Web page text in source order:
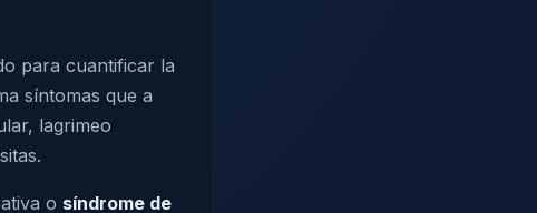
para cuantificar la
síntomas que a
lagrimeo
o síndrome de